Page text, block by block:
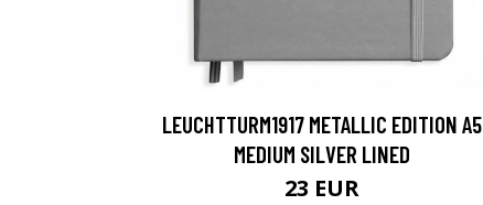
LEUCHTTURM1917 METALLIC EDITION A5
MEDIUM SILVER LINED
23 EUR